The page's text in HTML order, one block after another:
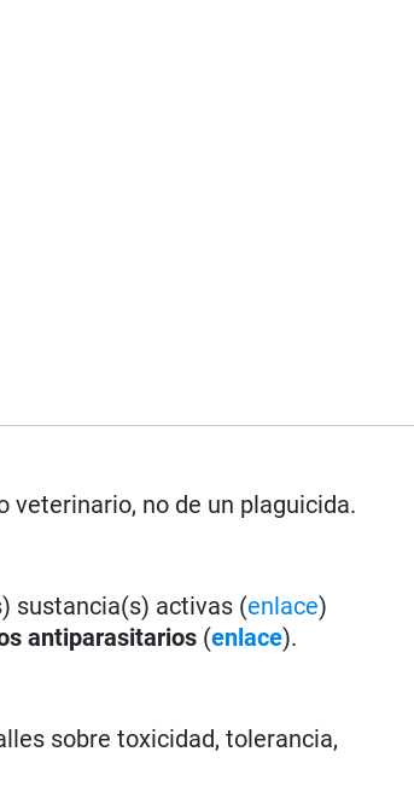
no de un plaguicida.
sustancia(s) activas (enlace)
antiparasitarios (enlace).
sobre toxicidad, tolerancia,